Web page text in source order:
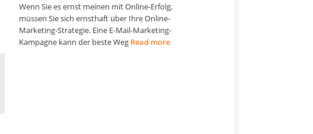
Wenn Sie es ernst meinen mit Online-Erfolg,
müssen Sie sich ernsthaft über Ihre Online-
Marketing-Strategie. Eine E-Mail-Marketing-
Kampagne kann der beste Weg Read more